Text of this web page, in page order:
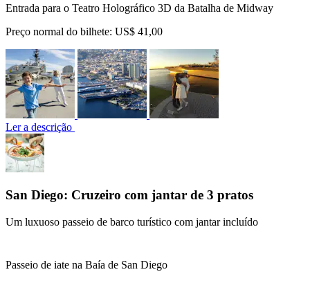
Entrada para o Teatro Holográfico 3D da Batalha de Midway
Preço normal do bilhete: US$ 41,00
Ler a descrição
San Diego: Cruzeiro com jantar de 3 pratos
Um luxuoso passeio de barco turístico com jantar incluído
Passeio de iate na Baía de San Diego